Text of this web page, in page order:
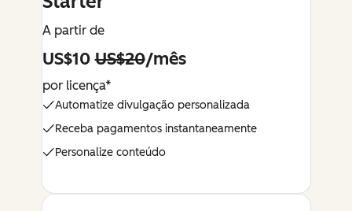
A partir de
US$10US$20/mês
por licença*
Automatize divulgação personalizada
Receba pagamentos instantaneamente
Personalize conteúdo